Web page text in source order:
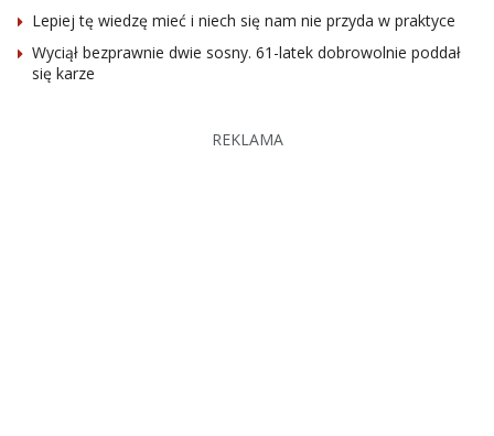
Lepiej tę wiedzę mieć i niech się nam nie przyda w praktyce
Wyciął bezprawnie dwie sosny. 61-latek dobrowolnie poddał
się karze
REKLAMA